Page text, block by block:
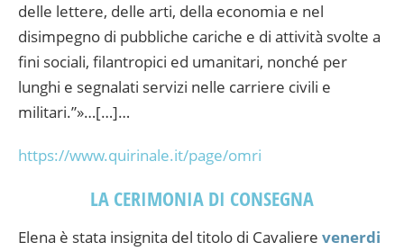
delle lettere, delle arti, della economia e nel
disimpegno di pubbliche cariche e di attività svolte a
fini sociali, filantropici ed umanitari, nonché per
lunghi e segnalati servizi nelle carriere civili e
militari.”»…[…]…
https://www.quirinale.it/page/omri
LA CERIMONIA DI CONSEGNA
Elena è stata insignita del titolo di Cavaliere venerdi